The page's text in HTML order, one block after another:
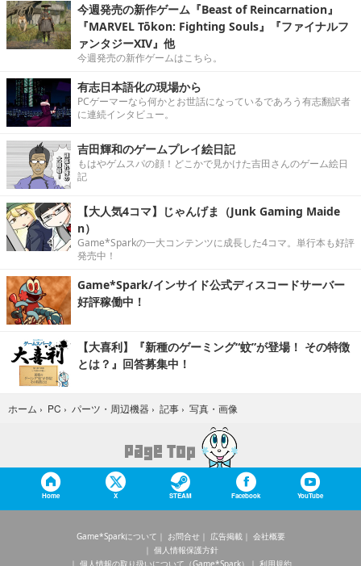
今週発売の新作ゲーム『Beast of Reincarnation』
『MARVEL Tōkon: Fighting Souls』『ファイナルフ
ァンタジーXIV』他
今週発売の新作ゲームはこちら。
有志日本語化の現場から
PCゲーマーなら何かとお世話になっているであろう有志翻訳者
に連続インタビュー。
吉田輝和のゲームプレイ絵日記
もはやゲムスパの顔！どこかで見かけた吉田さんのゲーム絵日
記
【大人気4コマ】じゃんげま（Junk Gaming Maide
n）
Game*Sparkの一大コンテンツに成長した4コマ。単行本も好評
発売中！
Game*Spark/インサイド公式ディスコードサーバー
好評稼働中！
【大喜利】『新種のゲーミング“蚊”が登場！ その特徴
とは？』回答募集中！
ホーム › PC › パーツ・周辺機器 › 記事 › 写真・画像
Home X STEAM Facebook YouTube
Game*Sparkについて お問合せ 広告掲載
会社概要
個人情報保護方針
個人情報の取り扱いについて（Game*Spark）
利用規約